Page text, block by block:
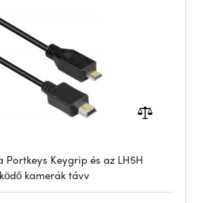
Keygrip és az LH5H
kamerák távv